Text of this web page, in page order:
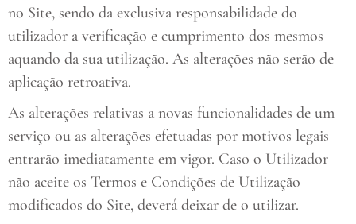
no Site, sendo da exclusiva responsabilidade do
utilizador a verificação e cumprimento dos mesmos
aquando da sua utilização. As alterações não serão de
aplicação retroativa.
As alterações relativas a novas funcionalidades de um
serviço ou as alterações efetuadas por motivos legais
entrarão imediatamente em vigor. Caso o Utilizador
não aceite os Termos e Condições de Utilização
modificados do Site, deverá deixar de o utilizar.